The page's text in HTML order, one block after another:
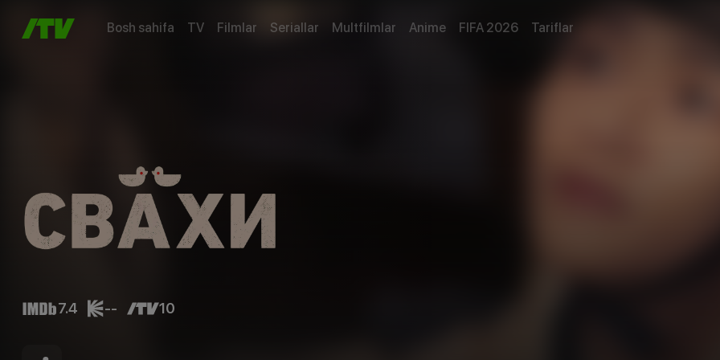
Bosh sahifa TV Filmlar Seriallar Multfilmlar Anime FIFA 2026 Tariflar
7.4 -- 10